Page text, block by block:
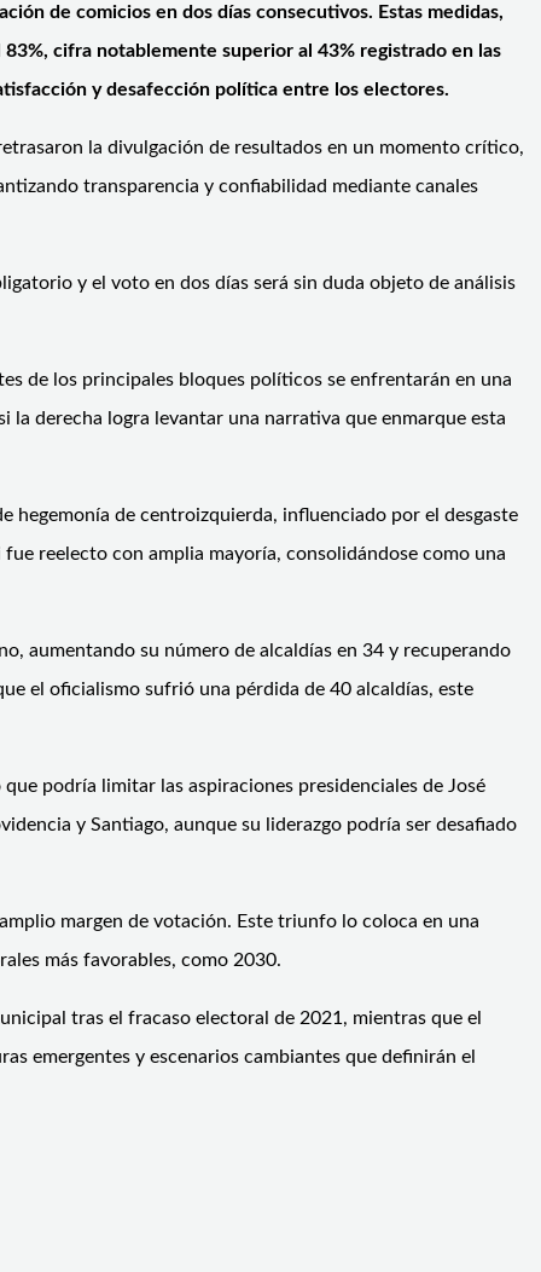
de comicios en dos días consecutivos. Estas medidas,
cifra notablemente superior al 43% registrado en las
y desafección política entre los electores.
la divulgación de resultados en un momento crítico,
transparencia y confiabilidad mediante canales
y el voto en dos días será sin duda objeto de análisis
de los principales bloques políticos se enfrentarán en una
derecha logra levantar una narrativa que enmarque esta
hegemonía de centroizquierda, influenciado por el desgaste
reelecto con amplia mayoría, consolidándose como una
aumentando su número de alcaldías en 34 y recuperando
el oficialismo sufrió una pérdida de 40 alcaldías, este
podría limitar las aspiraciones presidenciales de José
y Santiago, aunque su liderazgo podría ser desafiado
margen de votación. Este triunfo lo coloca en una
más favorables, como 2030.
tras el fracaso electoral de 2021, mientras que el
emergentes y escenarios cambiantes que definirán el